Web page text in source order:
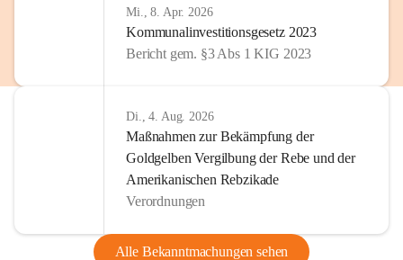
Mi., 8. Apr. 2026
Kommunalinvestitionsgesetz 2023
Bericht gem. §3 Abs 1 KIG 2023
Di., 4. Aug. 2026
Maßnahmen zur Bekämpfung der
Goldgelben Vergilbung der Rebe und der
Amerikanischen Rebzikade
Verordnungen
Alle Bekanntmachungen sehen